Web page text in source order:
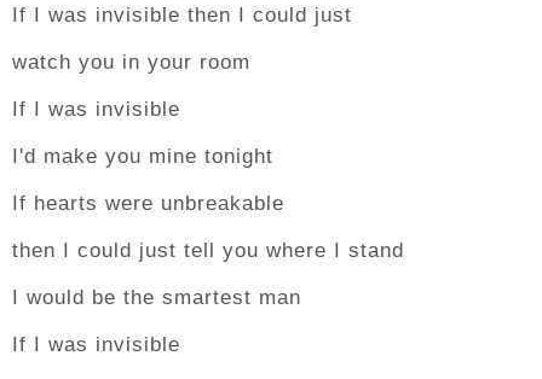
If I was invisible then I could just
watch you in your room
If I was invisible
I'd make you mine tonight
If hearts were unbreakable
then I could just tell you where I stand
I would be the smartest man
If I was invisible